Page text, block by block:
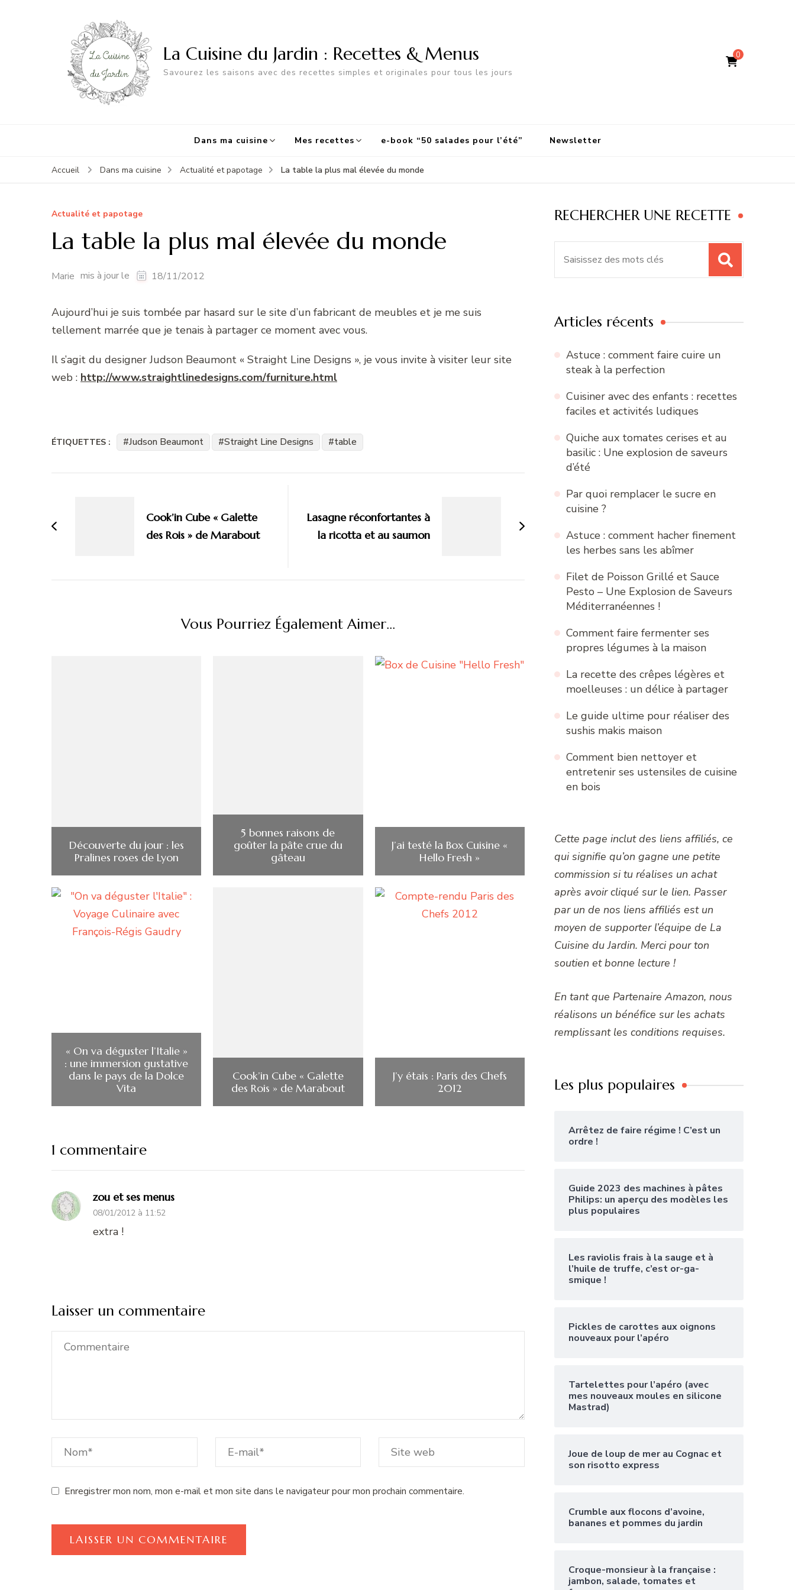
0
La Cuisine du Jardin : Recettes & Menus
Savourez les saisons avec des recettes simples et originales pour tous les jours
Dans ma cuisine Mes recettes e-book “50 salades pour l’été” Newsletter
Accueil Dans ma cuisine Actualité et papotage La table la plus mal élevée du monde
Actualité et papotage
La table la plus mal élevée du monde
Marie mis à jour le 18/11/2012
Aujourd’hui je suis tombée par hasard sur le site d’un fabricant de meubles et je me suis
tellement marrée que je tenais à partager ce moment avec vous.
Il s’agit du designer Judson Beaumont « Straight Line Designs », je vous invite à visiter leur site
web : http://www.straightlinedesigns.com/furniture.html
ÉTIQUETTES : Judson Beaumont Straight Line Designs table
Cook’in Cube « Galette
des Rois » de Marabout
Lasagne réconfortantes à
la ricotta et au saumon
Vous Pourriez Également Aimer...
Découverte du jour : les
Pralines roses de Lyon
5 bonnes raisons de
goûter la pâte crue du
gâteau
J’ai testé la Box Cuisine «
Hello Fresh »
« On va déguster l’Italie »
: une immersion gustative
dans le pays de la Dolce
Vita
Cook’in Cube « Galette
des Rois » de Marabout
J’y étais : Paris des Chefs
2012
1 commentaire
zou et ses menus
08/01/2012 à 11:52
extra !
Laisser un commentaire
Enregistrer mon nom, mon e-mail et mon site dans le navigateur pour mon prochain commentaire.
RECHERCHER UNE RECETTE
Articles récents
Astuce : comment faire cuire un
steak à la perfection
Cuisiner avec des enfants : recettes
faciles et activités ludiques
Quiche aux tomates cerises et au
basilic : Une explosion de saveurs
d’été
Par quoi remplacer le sucre en
cuisine ?
Astuce : comment hacher finement
les herbes sans les abîmer
Filet de Poisson Grillé et Sauce
Pesto – Une Explosion de Saveurs
Méditerranéennes !
Comment faire fermenter ses
propres légumes à la maison
La recette des crêpes légères et
moelleuses : un délice à partager
Le guide ultime pour réaliser des
sushis makis maison
Comment bien nettoyer et
entretenir ses ustensiles de cuisine
en bois
Cette page inclut des liens affiliés, ce
qui signifie qu’on gagne une petite
commission si tu réalises un achat
après avoir cliqué sur le lien. Passer
par un de nos liens affiliés est un
moyen de supporter l’équipe de La
Cuisine du Jardin. Merci pour ton
soutien et bonne lecture !
En tant que Partenaire Amazon, nous
réalisons un bénéfice sur les achats
remplissant les conditions requises.
Les plus populaires
Arrêtez de faire régime ! C’est un
ordre !
Guide 2023 des machines à pâtes
Philips: un aperçu des modèles les
plus populaires
Les raviolis frais à la sauge et à
l’huile de truffe, c’est or-ga-
smique !
Pickles de carottes aux oignons
nouveaux pour l’apéro
Tartelettes pour l’apéro (avec
mes nouveaux moules en silicone
Mastrad)
Joue de loup de mer au Cognac et
son risotto express
Crumble aux flocons d’avoine,
bananes et pommes du jardin
Croque-monsieur à la française :
jambon, salade, tomates et